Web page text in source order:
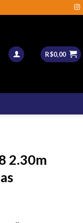
R$0,00
2.30m